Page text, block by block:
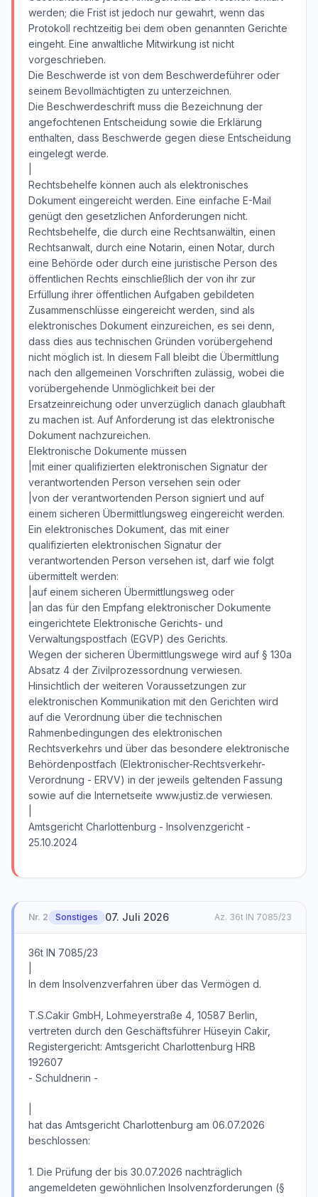
werden; die Frist ist jedoch nur gewahrt, wenn das
Protokoll rechtzeitig bei dem oben genannten Gerichte
eingeht. Eine anwaltliche Mitwirkung ist nicht
vorgeschrieben.
Die Beschwerde ist von dem Beschwerdeführer oder
seinem Bevollmächtigten zu unterzeichnen.
Die Beschwerdeschrift muss die Bezeichnung der
angefochtenen Entscheidung sowie die Erklärung
enthalten, dass Beschwerde gegen diese Entscheidung
eingelegt werde.
Rechtsbehelfe können auch als elektronisches
Dokument eingereicht werden. Eine einfache E-Mail
genügt den gesetzlichen Anforderungen nicht.
Rechtsbehelfe, die durch eine Rechtsanwältin, einen
Rechtsanwalt, durch eine Notarin, einen Notar, durch
eine Behörde oder durch eine juristische Person des
öffentlichen Rechts einschließlich der von ihr zur
Erfüllung ihrer öffentlichen Aufgaben gebildeten
Zusammenschlüsse eingereicht werden, sind als
elektronisches Dokument einzureichen, es sei denn,
dass dies aus technischen Gründen vorübergehend
nicht möglich ist. In diesem Fall bleibt die Übermittlung
nach den allgemeinen Vorschriften zulässig, wobei die
vorübergehende Unmöglichkeit bei der
Ersatzeinreichung oder unverzüglich danach glaubhaft
zu machen ist. Auf Anforderung ist das elektronische
Dokument nachzureichen.
Elektronische Dokumente müssen
|mit einer qualifizierten elektronischen Signatur der
verantwortenden Person versehen sein oder
|von der verantwortenden Person signiert und auf
einem sicheren Übermittlungsweg eingereicht werden.
Ein elektronisches Dokument, das mit einer
qualifizierten elektronischen Signatur der
verantwortenden Person versehen ist, darf wie folgt
übermittelt werden:
|auf einem sicheren Übermittlungsweg oder
|an das für den Empfang elektronischer Dokumente
eingerichtete Elektronische Gerichts- und
Verwaltungspostfach (EGVP) des Gerichts.
Wegen der sicheren Übermittlungswege wird auf § 130a
Absatz 4 der Zivilprozessordnung verwiesen.
Hinsichtlich der weiteren Voraussetzungen zur
elektronischen Kommunikation mit den Gerichten wird
auf die Verordnung über die technischen
Rahmenbedingungen des elektronischen
Rechtsverkehrs und über das besondere elektronische
Behördenpostfach (Elektronischer-Rechtsverkehr-
Verordnung - ERVV) in der jeweils geltenden Fassung
sowie auf die Internetseite www.justiz.de verwiesen.
Amtsgericht Charlottenburg - Insolvenzgericht -
25.10.2024
Nr. 2 Sonstiges 07. Juli 2026 Az. 36t IN 7085/23
36t IN 7085/23
In dem Insolvenzverfahren über das Vermögen d.
T.S.Cakir GmbH, Lohmeyerstraße 4, 10587 Berlin,
vertreten durch den Geschäftsführer Hüseyin Cakir,
Registergericht: Amtsgericht Charlottenburg HRB
192607
- Schuldnerin -
hat das Amtsgericht Charlottenburg am 06.07.2026
beschlossen:
1. Die Prüfung der bis 30.07.2026 nachträglich
angemeldeten gewöhnlichen Insolvenzforderungen (§